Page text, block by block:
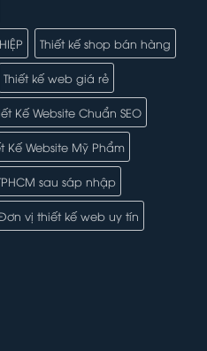
Thiết kế shop bán hàng
Thiết kế web giá rẻ
Kế Website Chuẩn SEO
Kế Website Mỹ Phẩm
sau sáp nhập
vị thiết kế web uy tín